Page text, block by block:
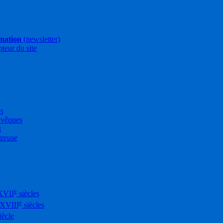
(newsletter)
du site
esiècles
esiècles